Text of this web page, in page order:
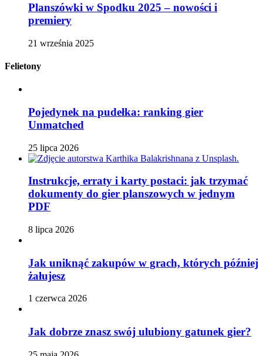
Planszówki w Spodku 2025 – nowości i
premiery
21 września 2025
Felietony
Pojedynek na pudełka: ranking gier
Unmatched
25 lipca 2026
Instrukcje, erraty i karty postaci: jak trzymać
dokumenty do gier planszowych w jednym
PDF
8 lipca 2026
Jak uniknąć zakupów w grach, których później
żałujesz
1 czerwca 2026
Jak dobrze znasz swój ulubiony gatunek gier?